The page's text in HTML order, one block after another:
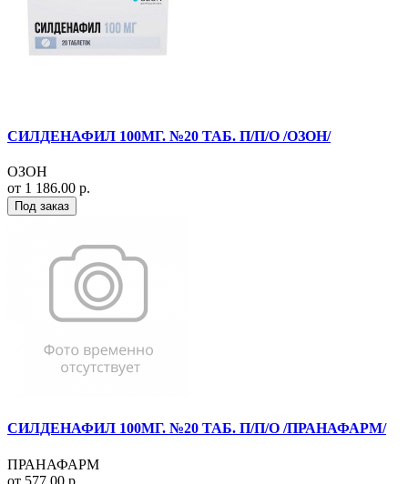
СИЛДЕНАФИЛ 100МГ. №20 ТАБ. П/П/О /ОЗОН/
ОЗОН
от 1 186.00 р.
Под заказ
СИЛДЕНАФИЛ 100МГ. №20 ТАБ. П/П/О /ПРАНАФАРМ/
ПРАНАФАРМ
от 577.00 р.